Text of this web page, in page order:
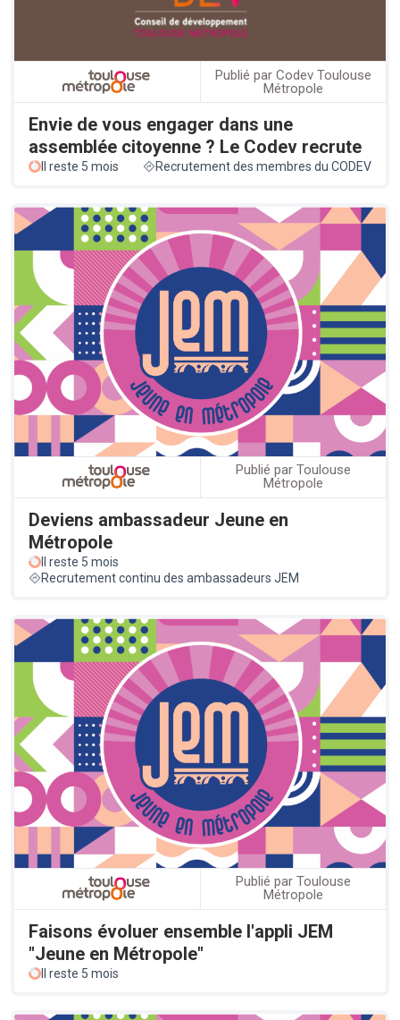
Publié par Codev Toulouse
Métropole
Envie de vous engager dans une
assemblée citoyenne ? Le Codev recrute
Il reste 5 mois Recrutement des membres du CODEV
Publié par Toulouse
Métropole
Deviens ambassadeur Jeune en
Métropole
Il reste 5 mois
Recrutement continu des ambassadeurs JEM
Publié par Toulouse
Métropole
Faisons évoluer ensemble l'appli JEM
"Jeune en Métropole"
Il reste 5 mois